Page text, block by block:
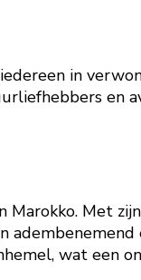
in
en
Marokko. Met
wat een